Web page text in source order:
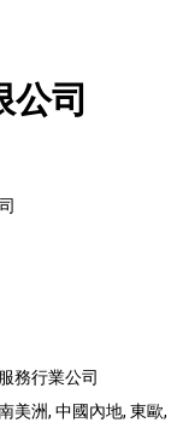
公司
務行業公司
美洲, 中國內地, 東歐,